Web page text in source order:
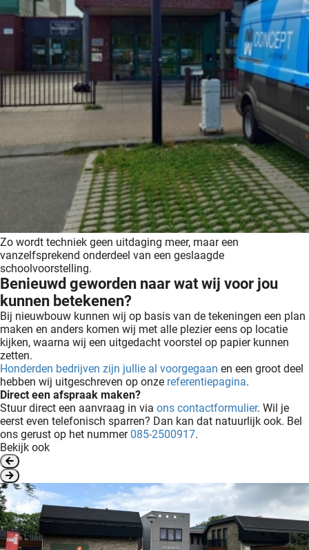
Zo wordt techniek geen uitdaging meer, maar een
vanzelfsprekend onderdeel van een geslaagde
schoolvoorstelling.
Benieuwd geworden naar wat wij voor jou
kunnen betekenen?
Bij nieuwbouw kunnen wij op basis van de tekeningen een plan
maken en anders komen wij met alle plezier eens op locatie
kijken, waarna wij een uitgedacht voorstel op papier kunnen
zetten.
Honderden bedrijven zijn jullie al voorgegaan en een groot deel
hebben wij uitgeschreven op onze referentiepagina.
Direct een afspraak maken?
Stuur direct een aanvraag in via ons contactformulier. Wil je
eerst even telefonisch sparren? Dan kan dat natuurlijk ook. Bel
ons gerust op het nummer 085-2500917.
Bekijk ook